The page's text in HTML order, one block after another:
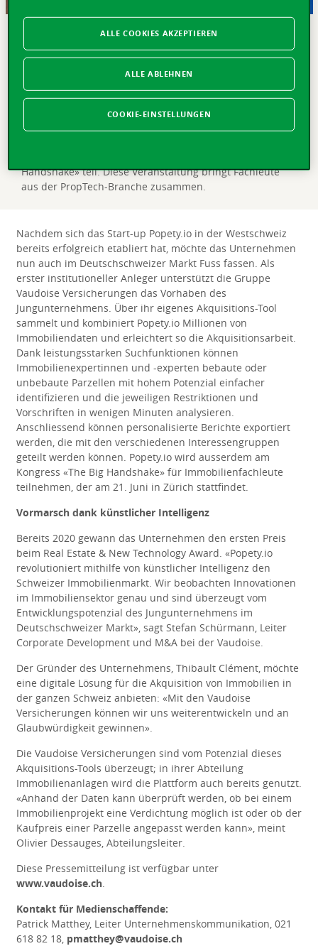
Expansion in die Deutschschweiz. Popety.io ist ein auf
digitale Lösungen für den Immobilienerwerb
spezialisiertes Start-up-Unternehmen. Das
Handshake» teil. Diese Veranstaltung bringt Fachleute
aus der PropTech-Branche zusammen.
Nachdem sich das Start-up Popety.io in der Westschweiz
bereits erfolgreich etabliert hat, möchte das Unternehmen
nun auch im Deutschschweizer Markt Fuss fassen. Als
erster institutioneller Anleger unterstützt die Gruppe
Vaudoise Versicherungen das Vorhaben des
Jungunternehmens. Über ihr eigenes Akquisitions-Tool
sammelt und kombiniert Popety.io Millionen von
Immobiliendaten und erleichtert so die Akquisitionsarbeit.
Dank leistungsstarken Suchfunktionen können
Immobilienexpertinnen und -experten bebaute oder
unbebaute Parzellen mit hohem Potenzial einfacher
identifizieren und die jeweiligen Restriktionen und
Vorschriften in wenigen Minuten analysieren.
Anschliessend können personalisierte Berichte exportiert
werden, die mit den verschiedenen Interessengruppen
geteilt werden können. Popety.io wird ausserdem am
Kongress «The Big Handshake» für Immobilienfachleute
teilnehmen, der am 21. Juni in Zürich stattfindet.
Vormarsch dank künstlicher Intelligenz
Bereits 2020 gewann das Unternehmen den ersten Preis
beim Real Estate & New Technology Award. «Popety.io
revolutioniert mithilfe von künstlicher Intelligenz den
Schweizer Immobilienmarkt. Wir beobachten Innovationen
im Immobiliensektor genau und sind überzeugt vom
Entwicklungspotenzial des Jungunternehmens im
Deutschschweizer Markt», sagt Stefan Schürmann, Leiter
Corporate Development und M&A bei der Vaudoise.
Der Gründer des Unternehmens, Thibault Clément, möchte
eine digitale Lösung für die Akquisition von Immobilien in
der ganzen Schweiz anbieten: «Mit den Vaudoise
Versicherungen können wir uns weiterentwickeln und an
Glaubwürdigkeit gewinnen».
Die Vaudoise Versicherungen sind vom Potenzial dieses
Akquisitions-Tools überzeugt; in ihrer Abteilung
Immobilienanlagen wird die Plattform auch bereits genutzt.
«Anhand der Daten kann überprüft werden, ob bei einem
Immobilienprojekt eine Verdichtung möglich ist oder ob der
Kaufpreis einer Parzelle angepasst werden kann», meint
Olivier Dessauges, Abteilungsleiter.
Diese Pressemitteilung ist verfügbar unter
www.vaudoise.ch.
Kontakt für Medienschaffende:
Patrick Matthey, Leiter Unternehmenskommunikation, 021
618 82 18, pmatthey@vaudoise.ch
ALLE ABLEHNEN
ALLE COOKIES AKZEPTIEREN
COOKIE-EINSTELLUNGEN